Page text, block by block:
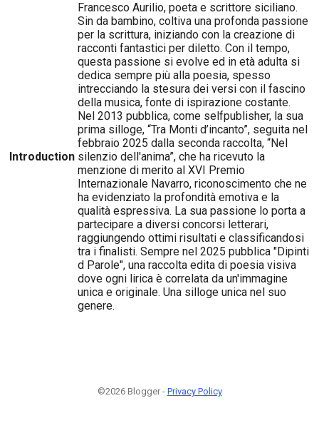
Introduction
Francesco Aurilio, poeta e scrittore siciliano.
Sin da bambino, coltiva una profonda passione
per la scrittura, iniziando con la creazione di
racconti fantastici per diletto. Con il tempo,
questa passione si evolve ed in età adulta si
dedica sempre più alla poesia, spesso
intrecciando la stesura dei versi con il fascino
della musica, fonte di ispirazione costante.
Nel 2013 pubblica, come selfpublisher, la sua
prima silloge, “Tra Monti d’incanto”, seguita nel
febbraio 2025 dalla seconda raccolta, “Nel
silenzio dell'anima”, che ha ricevuto la
menzione di merito al XVI Premio
Internazionale Navarro, riconoscimento che ne
ha evidenziato la profondità emotiva e la
qualità espressiva. La sua passione lo porta a
partecipare a diversi concorsi letterari,
raggiungendo ottimi risultati e classificandosi
tra i finalisti. Sempre nel 2025 pubblica "Dipinti
d Parole", una raccolta edita di poesia visiva
dove ogni lirica è correlata da un'immagine
unica e originale. Una silloge unica nel suo
genere.
©2026 Blogger - Privacy Policy